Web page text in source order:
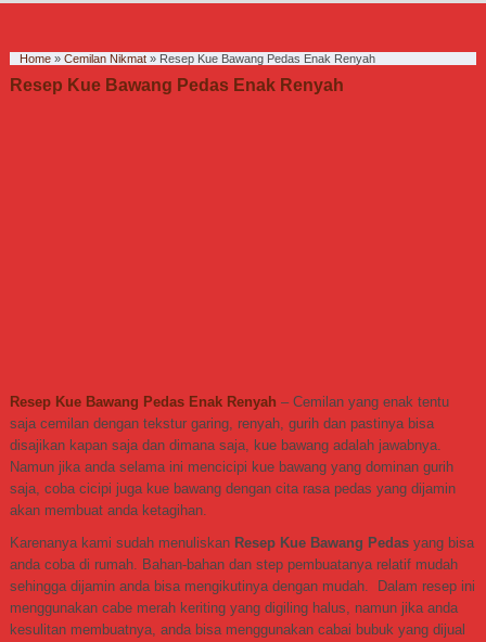
Home» Cemilan Nikmat» Resep Kue Bawang Pedas Enak Renyah
Resep Kue Bawang Pedas Enak Renyah
Resep Kue Bawang Pedas Enak Renyah – Cemilan yang enak tentu
saja cemilan dengan tekstur garing, renyah, gurih dan pastinya bisa
disajikan kapan saja dan dimana saja, kue bawang adalah jawabnya.
Namun jika anda selama ini mencicipi kue bawang yang dominan gurih
saja, coba cicipi juga kue bawang dengan cita rasa pedas yang dijamin
akan membuat anda ketagihan.
Karenanya kami sudah menuliskan Resep Kue Bawang Pedasyang bisa
anda coba di rumah. Bahan-bahan dan step pembuatanya relatif mudah
sehingga dijamin anda bisa mengikutinya dengan mudah. Dalam resep ini
menggunakan cabe merah keriting yang digiling halus, namun jika anda
kesulitan membuatnya, anda bisa menggunakan cabai bubuk yang dijual